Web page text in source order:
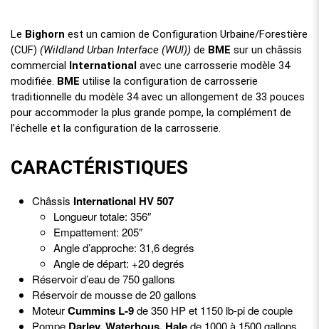
Le Bighorn est un camion de Configuration Urbaine/Forestière
(CUF) (Wildland Urban Interface (WUI)) de BME sur un châssis
commercial International avec une carrosserie modèle 34
modifiée. BME utilise la configuration de carrosserie
traditionnelle du modèle 34 avec un allongement de 33 pouces
pour accommoder la plus grande pompe, la complément de
l’échelle et la configuration de la carrosserie.
CARACTÉRISTIQUES
Châssis International HV 507
Longueur totale: 356″
Empattement: 205″
Angle d’approche: 31,6 degrés
Angle de départ: +20 degrés
Réservoir d’eau de 750 gallons
Réservoir de mousse de 20 gallons
MoteurCummins L-9de 350 HP et 1150 lb-pi de couple
Pompe
de 1000 à 1500 gallons